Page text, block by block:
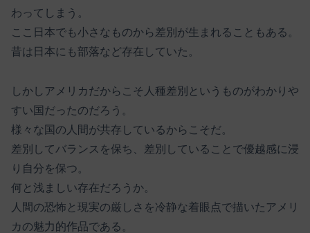
わってしまう。
ここ日本でも小さなものから差別が生まれることもある。
昔は日本にも部落など存在していた。
しかしアメリカだからこそ人種差別というものがわかりや
すい国だったのだろう。
様々な国の人間が共存しているからこそだ。
差別してバランスを保ち、差別していることで優越感に浸
り自分を保つ。
何と浅ましい存在だろうか。
人間の恐怖と現実の厳しさを冷静な着眼点で描いたアメリ
カの魅力的作品である。